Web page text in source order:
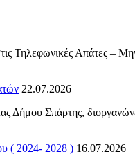
Τηλεφωνικές Απάτες –
22.07.2026
Σπάρτης,
( 2024- 2028 ) 16.07.2026